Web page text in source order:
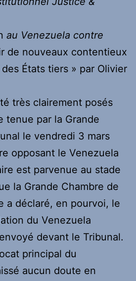
au Venezuela contre
de nouveaux contentieux
États tiers » par Olivier
très clairement posés
tenue par la Grande
le vendredi 3 mars
opposant le Venezuela
est parvenue au stade
la Grande Chambre de
a déclaré, en pourvoi, le
du Venezuela
devant le Tribunal.
principal du
aucun doute en